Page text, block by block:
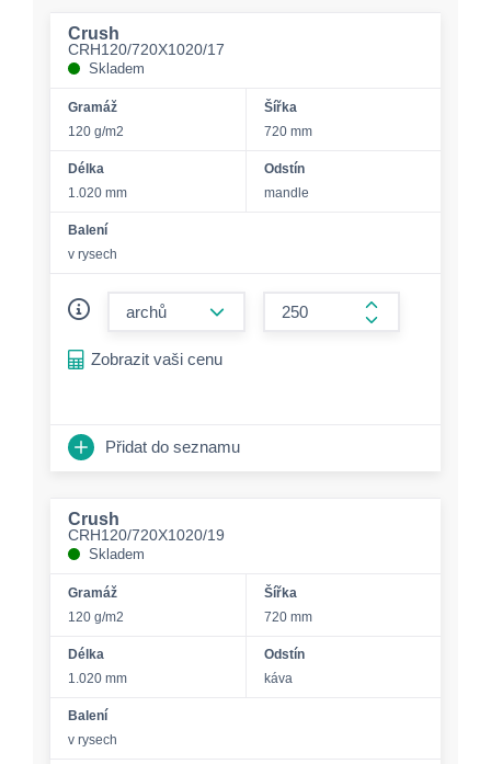
Crush
CRH120/720X1020/17
Skladem
Gramáž
120 g/m2
Šířka
720 mm
Délka
1.020 mm
Odstín
mandle
Balení
v rysech
form.increase-
Zobrazit vaši cenu
Přidat do seznamu
Crush
CRH120/720X1020/19
Skladem
Gramáž
120 g/m2
Šířka
720 mm
Délka
1.020 mm
Odstín
káva
Balení
v rysech